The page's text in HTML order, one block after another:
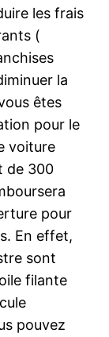
les frais
(
la
êtes
pour le
voiture
de 300
pour
En effet,
sont
filante
pouvez